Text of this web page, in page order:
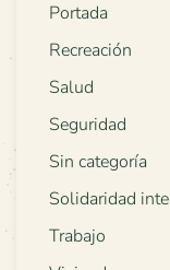
Portada
Recreación
Salud
Seguridad
Sin categoría
Solidaridad
Trabajo